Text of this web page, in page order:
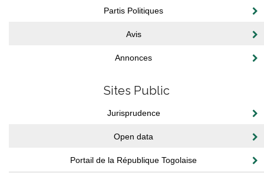
Partis Politiques
Avis
Annonces
Sites Public
Jurisprudence
Open data
Portail de la République Togolaise